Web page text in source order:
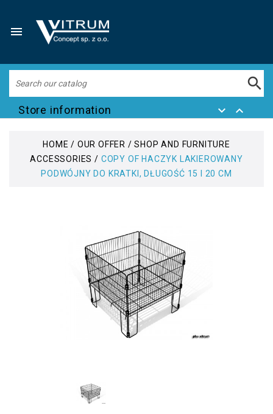


Store information  
HOME OUR OFFER
SHOP AND FURNITURE
ACCESSORIES
COPY OF HACZYK LAKIEROWANY
PODWÓJNY DO KRATKI, DŁUGOŚĆ 15 I 20 CM